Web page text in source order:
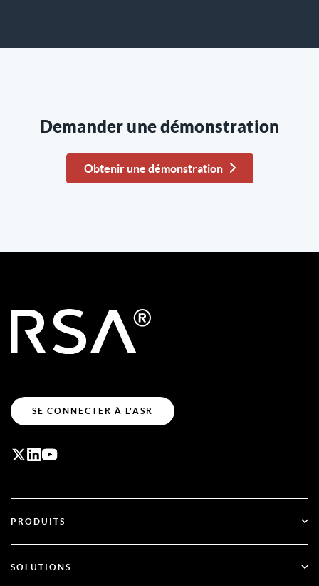
Demander une démonstration
Obtenir une démonstration
SE CONNECTER À L'ASR
PRODUITS
SOLUTIONS